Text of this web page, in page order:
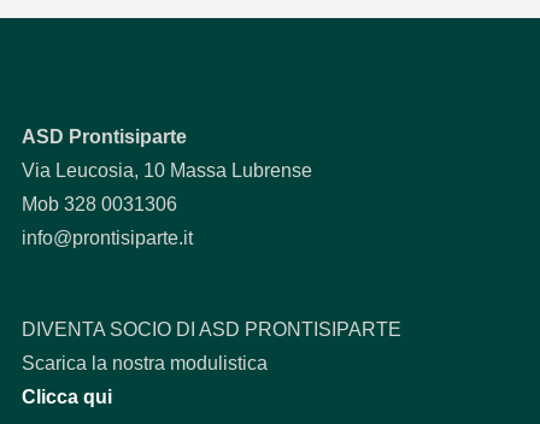
ASD Prontisiparte
Via Leucosia, 10 Massa Lubrense
Mob 328 0031306
info@prontisiparte.it
DIVENTA SOCIO DI ASD PRONTISIPARTE
Scarica la nostra modulistica
Clicca qui